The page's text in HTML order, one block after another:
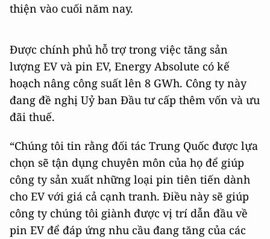
thiện vào cuối năm nay.
Được chính phủ hỗ trợ trong việc tăng sản
lượng EV và pin EV, Energy Absolute có kế
hoạch nâng công suất lên 8 GWh. Công ty này
đang đề nghị Uỷ ban Đầu tư cấp thêm vốn và ưu
đãi thuế.
“Chúng tôi tin rằng đối tác Trung Quốc được lựa
chọn sẽ tận dụng chuyên môn của họ để giúp
công ty sản xuất những loại pin tiên tiến dành
cho EV với giá cả cạnh tranh. Điều này sẽ giúp
công ty chúng tôi giành được vị trí dẫn đầu về
pin EV để đáp ứng nhu cầu đang tăng của các